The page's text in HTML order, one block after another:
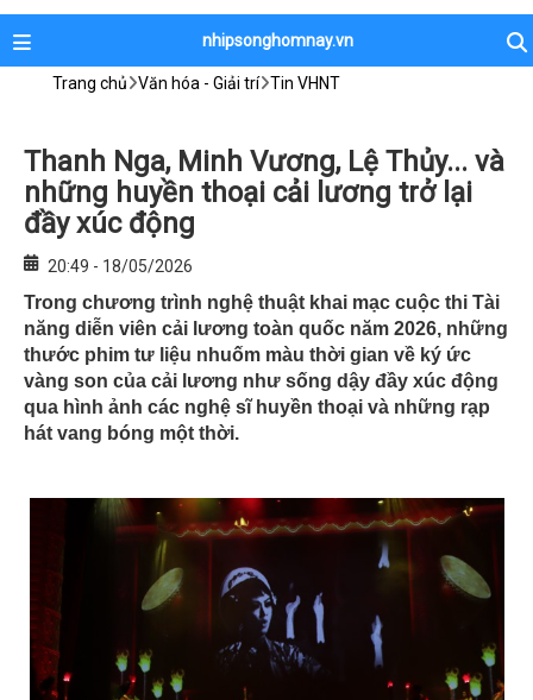
nhipsonghomnay.vn
Trang chủ Văn hóa - Giải trí Tin VHNT
Thanh Nga, Minh Vương, Lệ Thủy... và
những huyền thoại cải lương trở lại
đầy xúc động
20:49 - 18/05/2026
Trong chương trình nghệ thuật khai mạc cuộc thi Tài
năng diễn viên cải lương toàn quốc năm 2026, những
thước phim tư liệu nhuốm màu thời gian về ký ức
vàng son của cải lương như sống dậy đầy xúc động
qua hình ảnh các nghệ sĩ huyền thoại và những rạp
hát vang bóng một thời.